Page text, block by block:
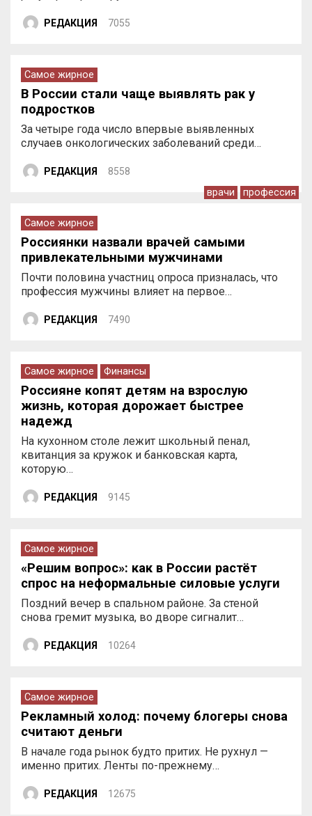
РЕДАКЦИЯ 7055
Самое жирное
В России стали чаще выявлять рак у
подростков
За четыре года число впервые выявленных
случаев онкологических заболеваний среди…
РЕДАКЦИЯ 8558
врачи профессия
Самое жирное
Россиянки назвали врачей самыми
привлекательными мужчинами
Почти половина участниц опроса призналась, что
профессия мужчины влияет на первое…
РЕДАКЦИЯ 7490
Самое жирное Финансы
Россияне копят детям на взрослую
жизнь, которая дорожает быстрее
надежд
На кухонном столе лежит школьный пенал,
квитанция за кружок и банковская карта,
которую…
РЕДАКЦИЯ 9145
Самое жирное
«Решим вопрос»: как в России растёт
спрос на неформальные силовые услуги
Поздний вечер в спальном районе. За стеной
снова гремит музыка, во дворе сигналит…
РЕДАКЦИЯ 10264
Самое жирное
Рекламный холод: почему блогеры снова
считают деньги
В начале года рынок будто притих. Не рухнул —
именно притих. Ленты по-прежнему…
РЕДАКЦИЯ 12675